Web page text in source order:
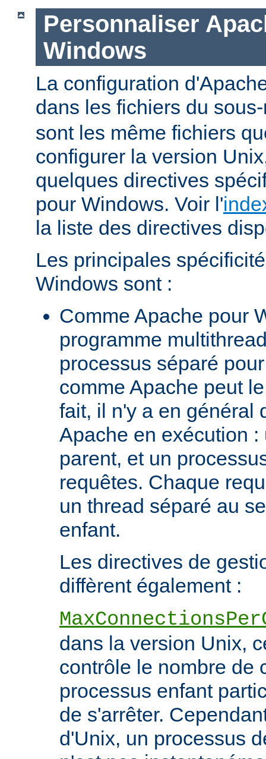
Personnaliser
Windows
La configuration
dans les fichiers du
sont les même fichiers
configurer la version
quelques directives
pour Windows. Voir l'
la liste des directives
Les principales
Windows sont :
Comme Apache pour
programme
processus séparé
comme Apache peut
fait, il n'y a en général
Apache en exécution :
parent, et un
requêtes. Chaque
un thread séparé au
enfant.
Les directives de
diffèrent également :
dans la version Unix,
contrôle le nombre de
processus enfant
de s'arrêter.
d'Unix, un processus